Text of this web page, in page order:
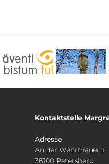
Kontaktstelle
Adresse
An der Wehrmauer 1,
36100 Petersberg